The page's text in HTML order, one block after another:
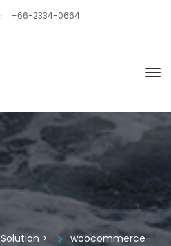
+66-2334-0664
>
woocommerce-